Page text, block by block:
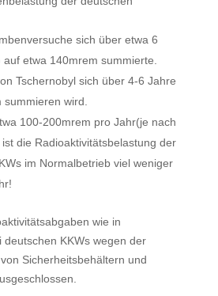
sich über etwa 6
etwa 140mrem summierte.
Tschernobyl sich über 4-6 Jahre
wird.
100-200mrem pro Jahr(je nach
die Radioaktivitätsbelastung der
im Normalbetrieb viel weniger
wie in
deutschen KKWs wegen der
Sicherheitsbehältern und